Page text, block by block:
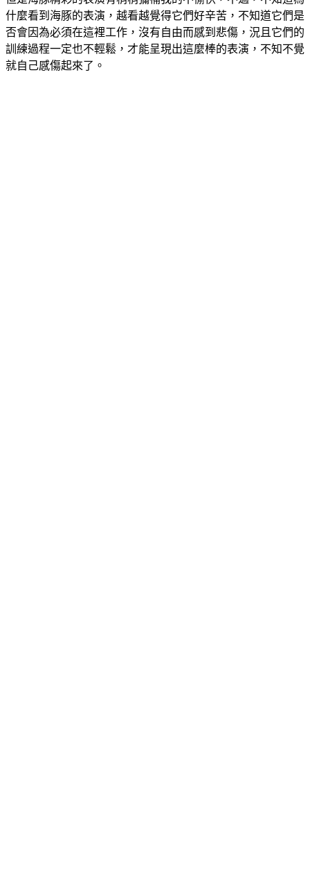
什麼看到海豚的表演，越看越覺得它們好辛苦，不知道它們是
否會因為必須在這裡工作，沒有自由而感到悲傷，況且它們的
訓練過程一定也不輕鬆，才能呈現出這麼棒的表演，不知不覺
就自己感傷起來了。